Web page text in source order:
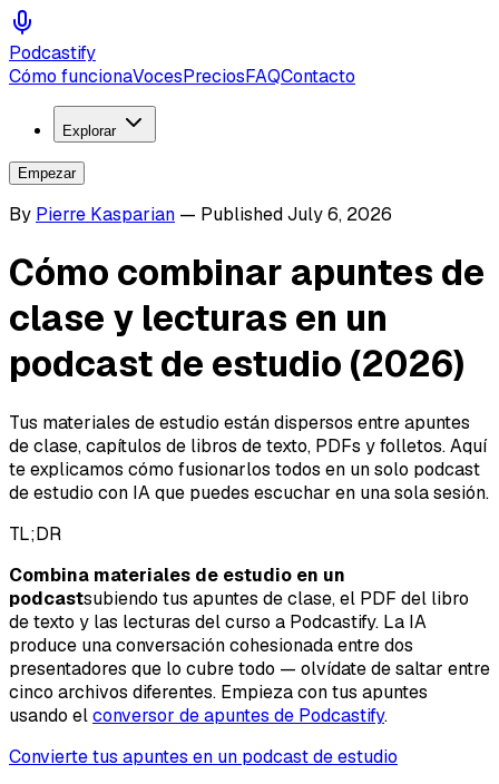
Podcastify
Cómo funcionaVocesPreciosFAQContacto
Explorar
Empezar
By Pierre Kasparian — PublishedJuly 6, 2026
Cómo combinar apuntes de
clase y lecturas en un
podcast de estudio (2026)
Tus materiales de estudio están dispersos entre apuntes
de clase, capítulos de libros de texto, PDFs y folletos. Aquí
te explicamos cómo fusionarlos todos en un solo podcast
de estudio con IA que puedes escuchar en una sola sesión.
TL;DR
Combina materiales de estudio en un
podcastsubiendo tus apuntes de clase, el PDF del libro
de texto y las lecturas del curso a Podcastify. La IA
produce una conversación cohesionada entre dos
presentadores que lo cubre todo — olvídate de saltar entre
cinco archivos diferentes. Empieza con tus apuntes
usando elconversor de apuntes de Podcastify.
Convierte tus apuntes en un podcast de estudio